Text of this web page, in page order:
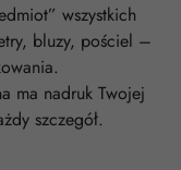
wszystkich
bluzy, pościel –
ma nadruk Twojej
szczegół.